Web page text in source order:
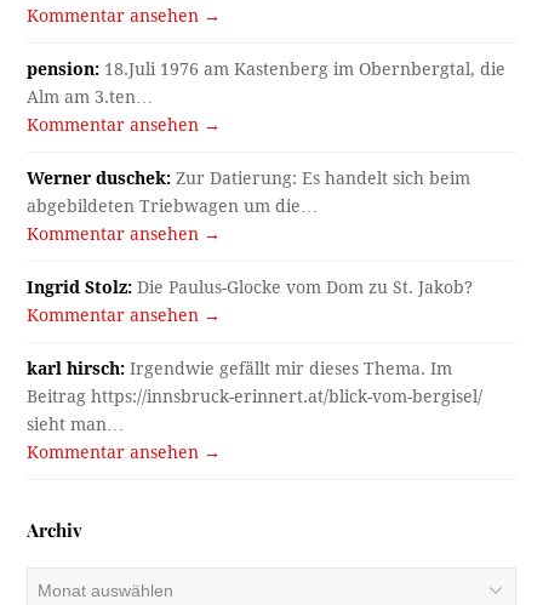
Kommentar ansehen →
pension: 18.Juli 1976 am Kastenberg im Obernbergtal, die
Alm am 3.ten…
Kommentar ansehen →
Werner duschek: Zur Datierung: Es handelt sich beim
abgebildeten Triebwagen um die…
Kommentar ansehen →
Ingrid Stolz: Die Paulus-Glocke vom Dom zu St. Jakob?
Kommentar ansehen →
karl hirsch: Irgendwie gefällt mir dieses Thema. Im
Beitrag https://innsbruck-erinnert.at/blick-vom-bergisel/
sieht man…
Kommentar ansehen →
Archiv
Archiv